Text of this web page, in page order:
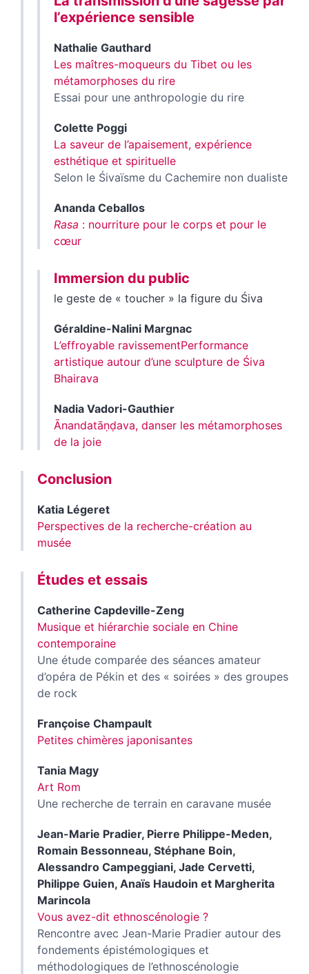
l’expérience sensible
Nathalie Gauthard
Les maîtres-moqueurs du Tibet ou les
métamorphoses du rire
Essai pour une anthropologie du rire
Colette Poggi
La saveur de l’apaisement, expérience
esthétique et spirituelle
Selon le Śivaïsme du Cachemire non dualiste
Ananda Ceballos
Rasa : nourriture pour le corps et pour le
cœur
Immersion du public
le geste de « toucher » la figure du Śiva
Géraldine-Nalini Margnac
L’effroyable ravissementPerformance
artistique autour d’une sculpture de Śiva
Bhairava
Nadia Vadori-Gauthier
Ānandatāṇḍava, danser les métamorphoses
de la joie
Conclusion
Katia Légeret
Perspectives de la recherche-création au
musée
Études et essais
Catherine Capdeville-Zeng
Musique et hiérarchie sociale en Chine
contemporaine
Une étude comparée des séances amateur
d’opéra de Pékin et des « soirées » des groupes
de rock
Françoise Champault
Petites chimères japonisantes
Tania Magy
Art Rom
Une recherche de terrain en caravane musée
Jean-Marie Pradier, Pierre Philippe-Meden,
Romain Bessonneau, Stéphane Boin,
Alessandro Campeggiani, Jade Cervetti,
Philippe Guien, Anaïs Haudoin et Margherita
Marincola
Vous avez-dit ethnoscénologie ?
Rencontre avec Jean-Marie Pradier autour des
fondements épistémologiques et
méthodologiques de l’ethnoscénologie